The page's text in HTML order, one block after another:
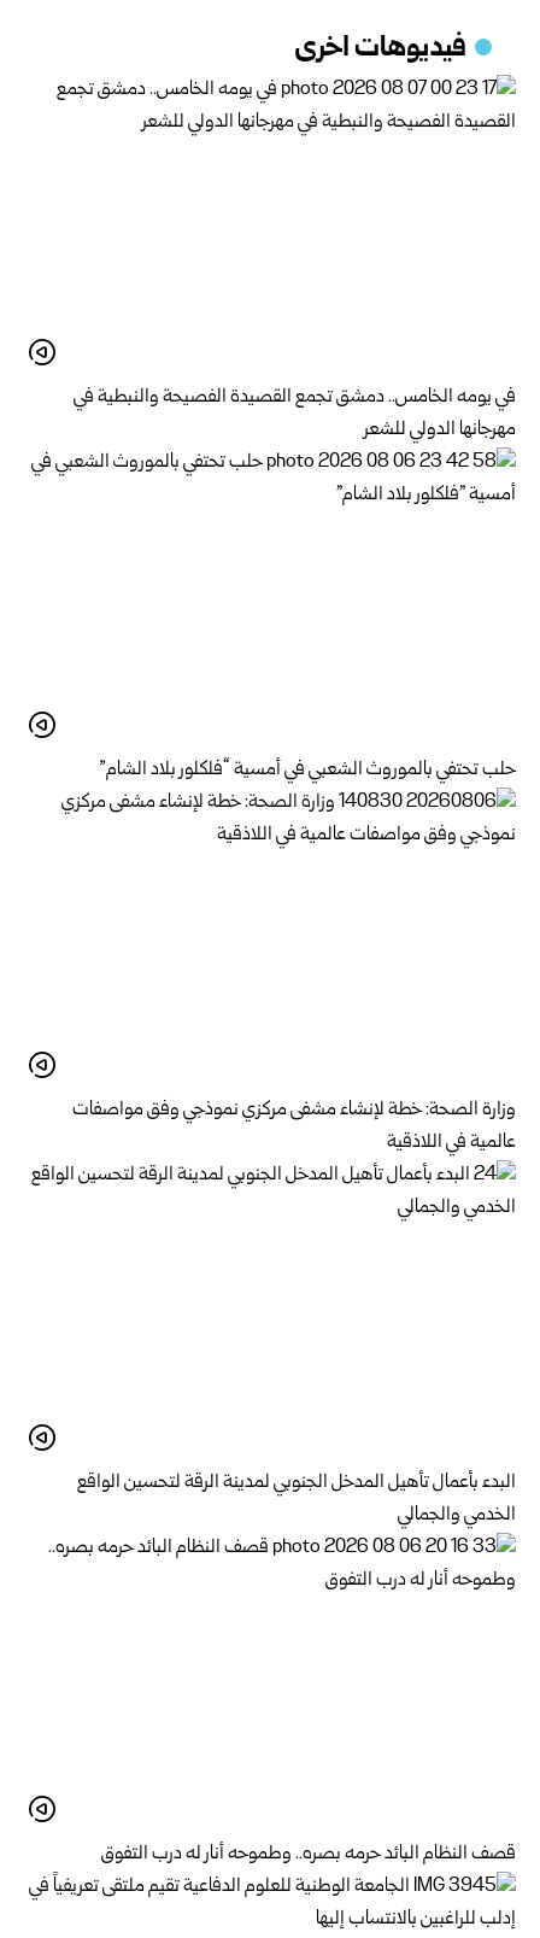
فيديوهات اخرى
في يومه الخامس.. دمشق تجمع القصيدة الفصيحة والنبطية في
مهرجانها الدولي للشعر
حلب تحتفي بالموروث الشعبي في أمسية “فلكلور بلاد الشام”
وزارة الصحة: خطة لإنشاء مشفى مركزي نموذجي وفق مواصفات
عالمية في اللاذقية
البدء بأعمال تأهيل المدخل الجنوبي لمدينة الرقة لتحسين الواقع
الخدمي والجمالي
قصف النظام البائد حرمه بصره.. وطموحه أنار له درب التفوق